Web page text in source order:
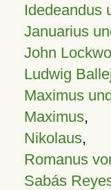
Idedeandus
Januarius
John
Ludwig
Maximus
Maximus,
Nikolaus,
Romanus
Sabás